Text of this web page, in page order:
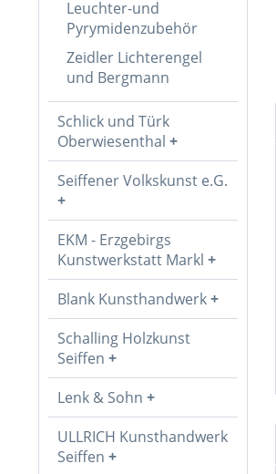
Leuchter-und
Pyrymidenzubehör
Zeidler Lichterengel
und Bergmann
Schlick und Türk
Oberwiesenthal
Seiffener Volkskunst e.G.
EKM - Erzgebirgs
Kunstwerkstatt Markl
Blank Kunsthandwerk
Schalling Holzkunst
Seiffen
Lenk & Sohn
ULLRICH Kunsthandwerk
Seiffen